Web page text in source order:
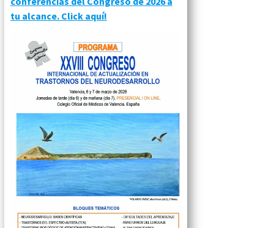
tu alcance. Click aquí!